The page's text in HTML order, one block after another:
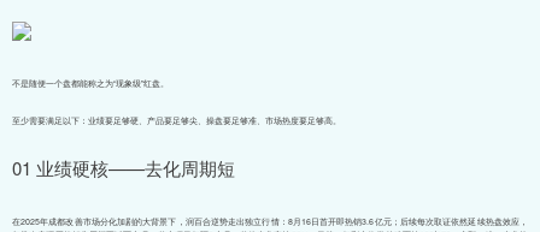
不是随便一个盘都能称之为“现象级”红盘。
至少需要满足以下：业绩要足够硬、产品要足够尖、操盘要足够准、市场热度要足够高。
01 业绩硬核——去化周期短
在2025年成都改善市场分化加剧的大背景下，润百合逆势走出独立行情：8月16日首开即热销3.6亿元；后续每次取证依然延续热盘效应，